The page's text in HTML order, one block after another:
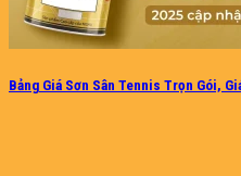
Bảng Giá Sơn Sân Tennis Trọn Gói,